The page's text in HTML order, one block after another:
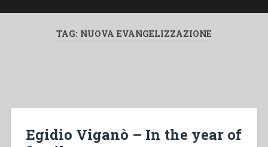
TAG: NUOVA EVANGELIZZAZIONE
Egidio Viganò – In the year of